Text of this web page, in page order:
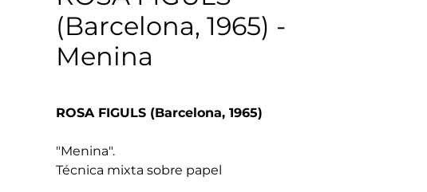
(Barcelona, 1965) -
Menina
ROSA FIGULS (Barcelona, 1965)
"Menina".
Técnica mixta sobre papel